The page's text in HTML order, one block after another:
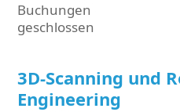
Buchungen
geschlossen
3D-Scanning und
Engineering